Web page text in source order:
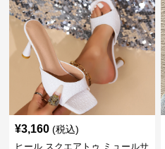
¥3,160 (税込)
ヒール スクエアトゥ ミュールサ